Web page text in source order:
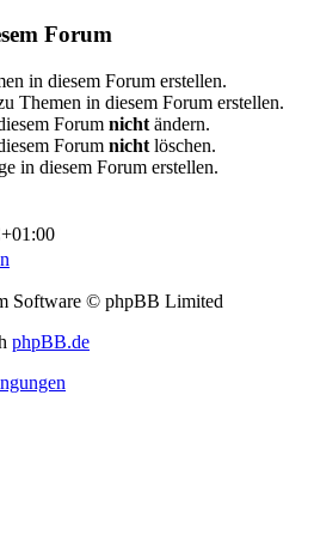
Forum
in diesem Forum erstellen.
Themen in diesem Forum erstellen.
Forum nicht ändern.
Forum nicht löschen.
in diesem Forum erstellen.
Software © phpBB Limited
phpBB.de